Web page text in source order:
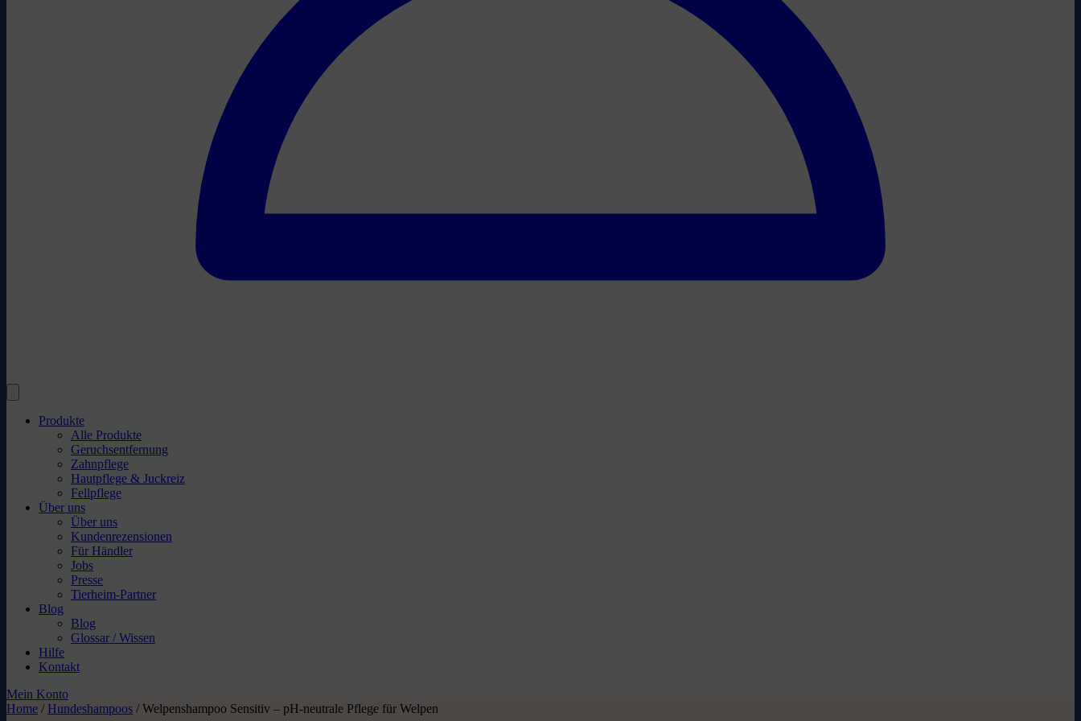
Produkte
Alle Produkte
Geruchsentfernung
Zahnpflege
Hautpflege & Juckreiz
Fellpflege
Über uns
Über uns
Kundenrezensionen
Für Händler
Jobs
Presse
Tierheim-Partner
Blog
Blog
Glossar / Wissen
Hilfe
Kontakt
Mein Konto
Home / Hundeshampoos / Welpenshampoo Sensitiv – pH-neutrale Pflege für Welpen